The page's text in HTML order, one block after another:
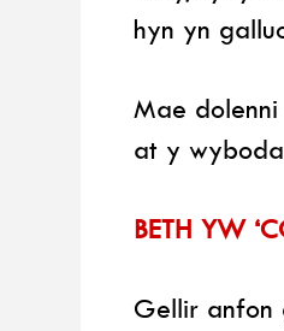
hyn yn
Mae
at y
BETH YW
Gellir anfon